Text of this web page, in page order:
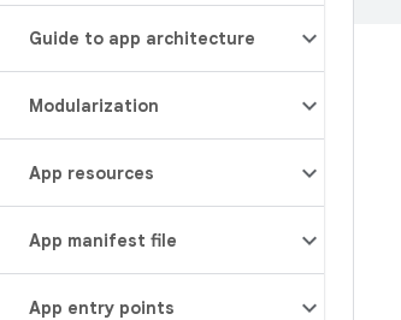
Guide to app architecture
Modularization
App resources
App manifest file
App entry points